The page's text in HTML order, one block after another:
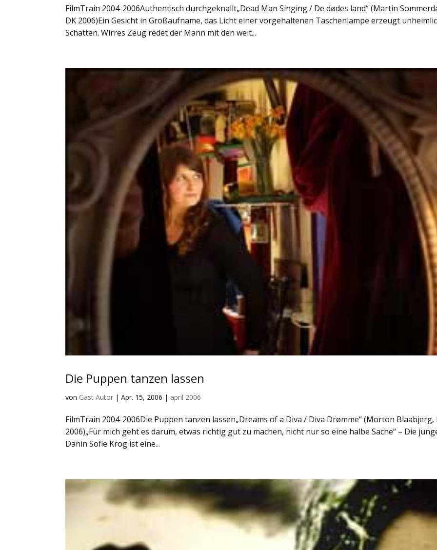
FilmTrain 2004-2006Authentisch durchgeknallt„Dead Man Singing / De dødes land“ (Martin
DK 2006)Ein Gesicht in Großaufname, das Licht einer vorgehaltenen Taschenlampe erzeugt
Schatten. Wirres Zeug redet der Mann mit den weit...
Die Puppen tanzen lassen
von Gast Autor |Apr. 15, 2006 | april 2006
FilmTrain 2004-2006Die Puppen tanzen lassen„Dreams of a Diva / Diva Drømme“ (Morton Blaabjerg,
2006)„Für mich geht es darum, etwas richtig gut zu machen, nicht nur so eine halbe Sache“ – Die
Dänin Sofie Krog ist eine...